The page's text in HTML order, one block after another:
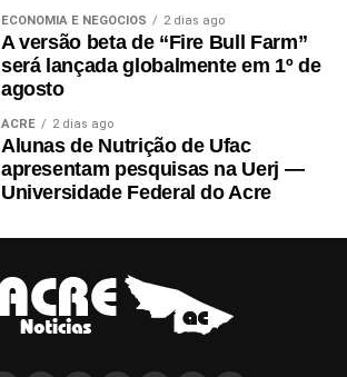
ECONOMIA E NEGÓCIOS 2 dias ago
A versão beta de “Fire Bull Farm”
será lançada globalmente em 1º de
agosto
ACRE 2 dias ago
Alunas de Nutrição de Ufac
apresentam pesquisas na Uerj —
Universidade Federal do Acre